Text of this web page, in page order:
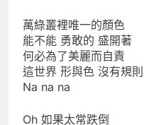
萬綠叢裡唯一的顏色
能不能 勇敢的 盛開著
何必為了美麗而自責
這世界 形與色 沒有規則
Na na na
Oh 如果太常跌倒